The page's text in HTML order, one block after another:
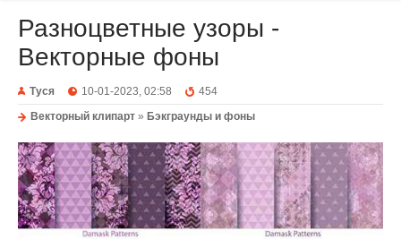
Разноцветные узоры -
Векторные фоны
Туся 10-01-2023, 02:58
454
Векторный клипарт » Бэкграунды и фоны